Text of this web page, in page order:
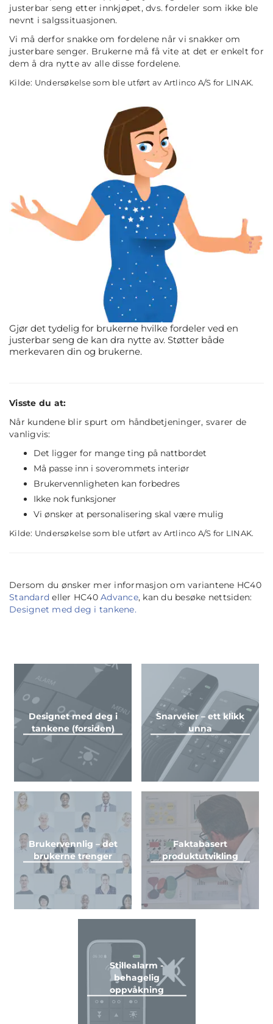
justerbar seng etter innkjøpet, dvs. fordeler som ikke ble
nevnt i salgssituasjonen.
Vi må derfor snakke om fordelene når vi snakker om
justerbare senger. Brukerne må få vite at det er enkelt for
dem å dra nytte av alle disse fordelene.
Kilde: Undersøkelse som ble utført av Artlinco A/S for LINAK.
Gjør det tydelig for brukerne hvilke fordeler ved en
justerbar seng de kan dra nytte av. Støtter både
merkevaren din og brukerne.
Visste du at:
Når kundene blir spurt om håndbetjeninger, svarer de
vanligvis:
Det ligger for mange ting på nattbordet
Må passe inn i soverommets interiør
Brukervennligheten kan forbedres
Ikke nok funksjoner
Vi ønsker at personalisering skal være mulig
Kilde: Undersøkelse som ble utført av Artlinco A/S for LINAK.
Dersom du ønsker mer informasjon om variantene HC40
Standard eller HC40 Advance, kan du besøke nettsiden:
Designet med deg i tankene.
Designet med deg i
tankene (forsiden)
Snarveier – ett klikk
unna
Brukervennlig – det
brukerne trenger
Faktabasert
produktutvikling
Stillealarm -
behagelig
oppvåkning